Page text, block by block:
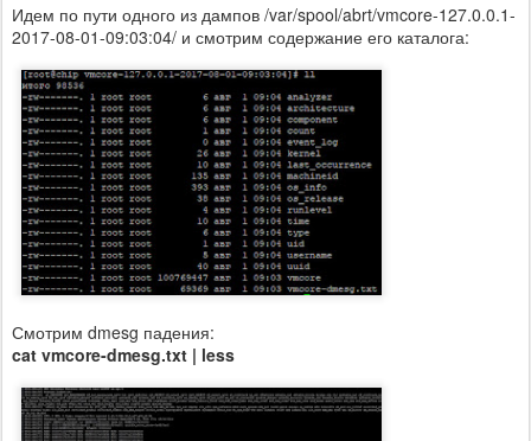
Идем по пути одного из дампов /var/spool/abrt/vmcore-127.0.0.1-
2017-08-01-09:03:04/ и смотрим содержание его каталога:
Смотрим dmesg падения:
cat vmcore-dmesg.txt | less